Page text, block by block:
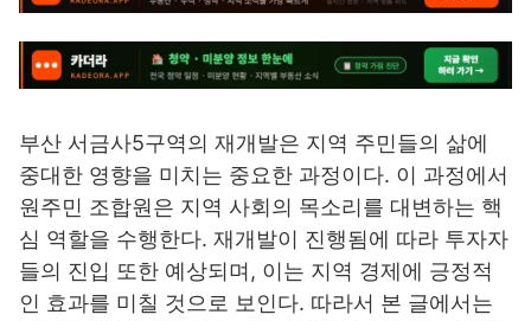
부산 서금사5구역의 재개발은 지역 주민들의 삶에
중대한 영향을 미치는 중요한 과정이다. 이 과정에서
원주민 조합원은 지역 사회의 목소리를 대변하는 핵
심 역할을 수행한다. 재개발이 진행됨에 따라 투자자
들의 진입 또한 예상되며, 이는 지역 경제에 긍정적
인 효과를 미칠 것으로 보인다. 따라서 본 글에서는